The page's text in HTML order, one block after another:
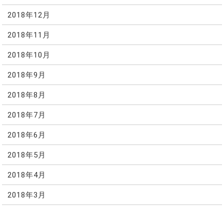
2018年12月
2018年11月
2018年10月
2018年9月
2018年8月
2018年7月
2018年6月
2018年5月
2018年4月
2018年3月